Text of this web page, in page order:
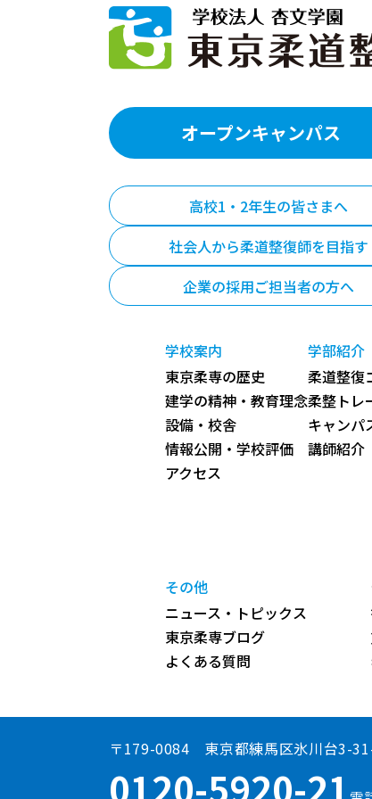
オープンキャンパス
高校1・2年生の皆さまへ
社会人から柔道整復師を目指す
企業の採用ご担当者の方へ
学校案内
東京柔専の歴史
建学の精神・教育理念
設備・校舎
情報公開・学校評価
アクセス
学部紹介
柔道整復
柔整トレ
キャンパ
講師紹介
その他
ニュース・トピックス
東京柔専ブログ
よくある質問
〒179-0084 東京都練馬区氷川台3-
0120-5920-21